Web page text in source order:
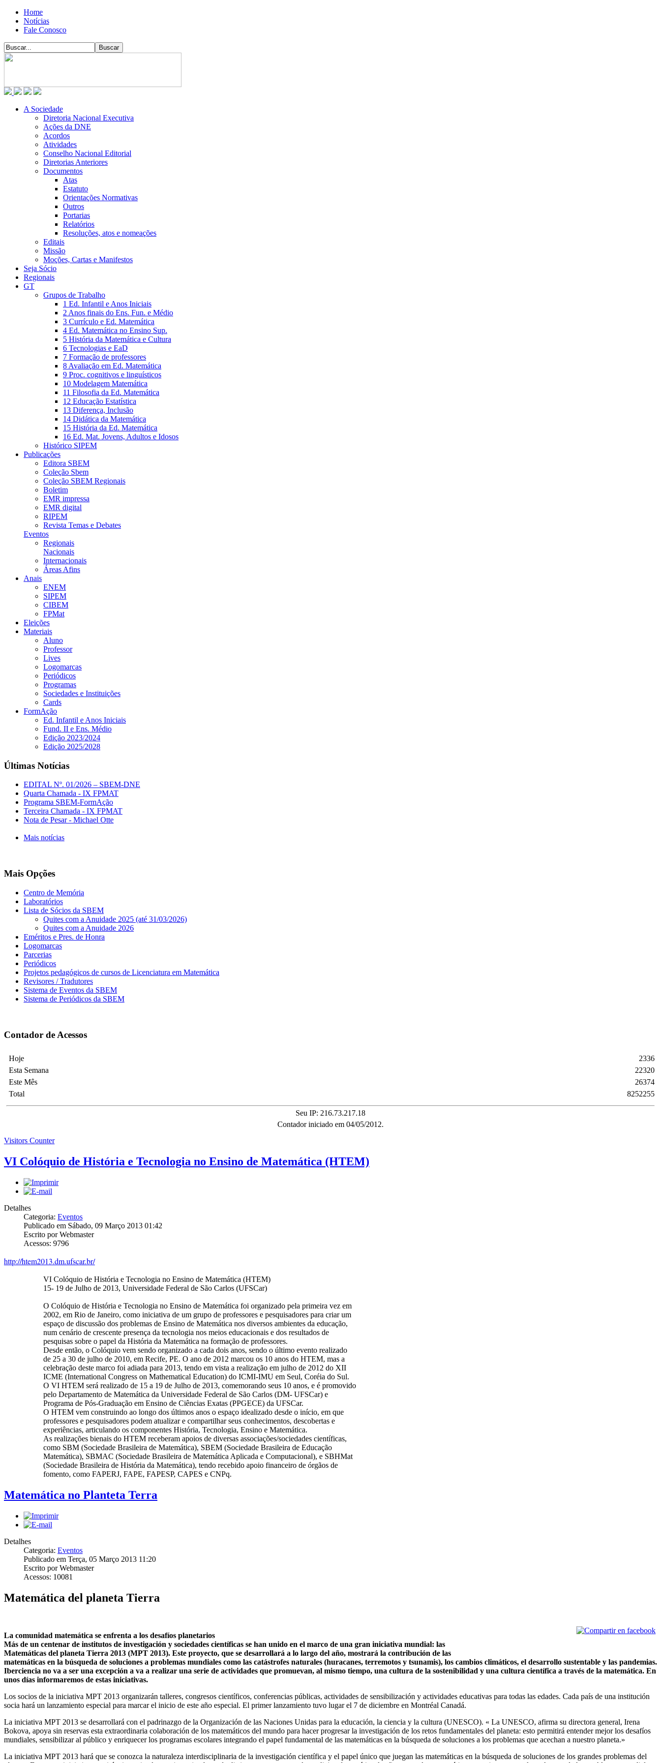
Home
Notícias
Fale Conosco
A Sociedade
Diretoria Nacional Executiva
Ações da DNE
Acordos
Atividades
Conselho Nacional Editorial
Diretorias Anteriores
Documentos
Atas
Estatuto
Orientações Normativas
Outros
Portarias
Relatórios
Resoluções, atos e nomeações
Editais
Missão
Moções, Cartas e Manifestos
Seja Sócio
Regionais
GT
Grupos de Trabalho
1 Ed. Infantil e Anos Iniciais
2 Anos finais do Ens. Fun. e Médio
3 Currículo e Ed. Matemática
4 Ed. Matemática no Ensino Sup.
5 História da Matemática e Cultura
6 Tecnologias e EaD
7 Formação de professores
8 Avaliação em Ed. Matemática
9 Proc. cognitivos e linguísticos
10 Modelagem Matemática
11 Filosofia da Ed. Matemática
12 Educação Estatística
13 Diferença, Inclusão
14 Didática da Matemática
15 História da Ed. Matemática
16 Ed. Mat. Jovens, Adultos e Idosos
Histórico SIPEM
Publicações
Editora SBEM
Coleção Sbem
Coleção SBEM Regionais
Boletim
EMR impressa
EMR digital
RIPEM
Revista Temas e Debates
Eventos
Regionais
Nacionais
Internacionais
Áreas Afins
Anais
ENEM
SIPEM
CIBEM
FPMat
Eleições
Materiais
Aluno
Professor
Lives
Logomarcas
Periódicos
Programas
Sociedades e Instituições
Cards
FormAção
Ed. Infantil e Anos Iniciais
Fund. II e Ens. Médio
Edição 2023/2024
Edição 2025/2028
Últimas Notícias
EDITAL Nº. 01/2026 – SBEM-DNE
Quarta Chamada - IX FPMAT
Programa SBEM-FormAção
Terceira Chamada - IX FPMAT
Nota de Pesar - Michael Otte
Mais notícias
Mais Opções
Centro de Memória
Laboratórios
Lista de Sócios da SBEM
Quites com a Anuidade 2025 (até 31/03/2026)
Quites com a Anuidade 2026
Eméritos e Pres. de Honra
Logomarcas
Parcerias
Periódicos
Projetos pedagógicos de cursos de Licenciatura em Matemática
Revisores / Tradutores
Sistema de Eventos da SBEM
Sistema de Periódicos da SBEM
Contador de Acessos
Hoje
Esta Semana
Este Mês
Total
2336
22320
26374
8252255
Seu IP: 216.73.217.18
Contador iniciado em 04/05/2012.
Visitors Counter
VI Colóquio de História e Tecnologia no Ensino de Matemática (HTEM)
Detalhes
Categoria: Eventos
Publicado em Sábado, 09 Março 2013 01:42
Escrito por Webmaster
Acessos: 9796
http://htem2013.dm.ufscar.br/
VI Colóquio de História e Tecnologia no Ensino de Matemática (HTEM)
15- 19 de Julho de 2013, Universidade Federal de São Carlos (UFSCar)
O Colóquio de História e Tecnologia no Ensino de Matemática foi organizado pela primeira vez em
2002, em Rio de Janeiro, como iniciativa de um grupo de professores e pesquisadores para criar um
espaço de discussão dos problemas de Ensino de Matemática nos diversos ambientes da educação,
num cenário de crescente presença da tecnologia nos meios educacionais e dos resultados de
pesquisas sobre o papel da História da Matemática na formação de professores.
Desde então, o Colóquio vem sendo organizado a cada dois anos, sendo o último evento realizado
de 25 a 30 de julho de 2010, em Recife, PE. O ano de 2012 marcou os 10 anos do HTEM, mas a
celebração deste marco foi adiada para 2013, tendo em vista a realização em julho de 2012 do XII
ICME (International Congress on Mathematical Education) do ICMI-IMU em Seul, Coréia do Sul.
O VI HTEM será realizado de 15 a 19 de Julho de 2013, comemorando seus 10 anos, e é promovido
pelo Departamento de Matemática da Universidade Federal de São Carlos (DM- UFSCar) e
Programa de Pós-Graduação em Ensino de Ciências Exatas (PPGECE) da UFSCar.
O HTEM vem construindo ao longo dos últimos anos o espaço idealizado desde o início, em que
professores e pesquisadores podem atualizar e compartilhar seus conhecimentos, descobertas e
experiências, articulando os componentes História, Tecnologia, Ensino e Matemática.
As realizações bienais do HTEM receberam apoios de diversas associações/sociedades científicas,
como SBM (Sociedade Brasileira de Matemática), SBEM (Sociedade Brasileira de Educação
Matemática), SBMAC (Sociedade Brasileira de Matemática Aplicada e Computacional), e SBHMat
(Sociedade Brasileira de História da Matemática), tendo recebido apoio financeiro de órgãos de
fomento, como FAPERJ, FAPE, FAPESP, CAPES e CNPq.
Matemática no Planteta Terra
Detalhes
Categoria: Eventos
Publicado em Terça, 05 Março 2013 11:20
Escrito por Webmaster
Acessos: 10081
Matemática del planeta Tierra
La comunidad matemática se enfrenta a los desafíos planetarios
Más de un centenar de institutos de investigación y sociedades científicas se han unido en el marco de una gran iniciativa mundial: las
Matemáticas del planeta Tierra 2013 (MPT 2013). Este proyecto, que se desarrollará a lo largo del año, mostrará la contribución de las
matemáticas en la búsqueda de soluciones a problemas mundiales como las catástrofes naturales (huracanes, terremotos y tsunamis), los cambios climáticos, el desarrollo sustentable y las pandemias.
Iberciencia no va a ser una excepción a va a realizar una serie de actividades que promuevan, al mismo tiempo, una cultura de la sostenibilidad y una cultura científica a través de la matemática. En
unos días informaremos de estas iniciativas.
Los socios de la iniciativa MPT 2013 organizarán talleres, congresos científicos, conferencias públicas, actividades de sensibilización y actividades educativas para todas las edades. Cada país de una institución
socia hará un lanzamiento especial para marcar el inicio de este año especial. El primer lanzamiento tuvo lugar el 7 de diciembre en Montréal Canadá.
La iniciativa MPT 2013 se desarrollará con el padrinazgo de la Organización de las Naciones Unidas para la educación, la ciencia y la cultura (UNESCO). « La UNESCO, afirma su directora general, Irena
Bokova, apoya sin reservas esta extraordinaria colaboración de los matemáticos del mundo para hacer progresar la investigación de los retos fundamentales del planeta: esto permitirá entender mejor los desafíos
mundiales, sensibilizar al público y enriquecer los programas escolares integrando el papel fundamental de las matemáticas en la búsqueda de soluciones a los problemas que acechan a nuestro planeta.»
La iniciativa MPT 2013 hará que se conozca la naturaleza interdisciplinaria de la investigación científica y el papel único que juegan las matemáticas en la búsqueda de soluciones de los grandes problemas del